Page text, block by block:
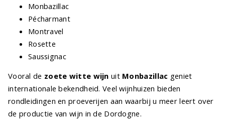
Monbazillac
Pécharmant
Montravel
Rosette
Saussignac
Vooral de zoete witte wijn uit Monbazillac geniet
internationale bekendheid. Veel wijnhuizen bieden
rondleidingen en proeverijen aan waarbij u meer leert over
de productie van wijn in de Dordogne.